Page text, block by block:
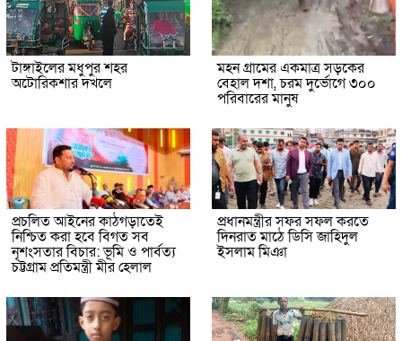
টাঙ্গাইলের মধুপুর শহর
অটোরিকশার দখলে
মহন গ্রামের একমাত্র সড়কের
বেহাল দশা, চরম দুর্ভোগে ৩০০
পরিবারের মানুষ
প্রচলিত আইনের কাঠগড়াতেই
নিশ্চিত করা হবে বিগত সব
নৃশংসতার বিচার: ভূমি ও পার্বত্য
চট্টগ্রাম প্রতিমন্ত্রী মীর হেলাল
প্রধানমন্ত্রীর সফর সফল করতে
দিনরাত মাঠে ডিসি জাহিদুল
ইসলাম মিঞা